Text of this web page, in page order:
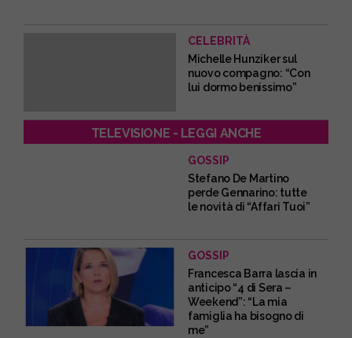
CELEBRITÀ
Michelle Hunziker sul
nuovo compagno: “Con
lui dormo benissimo”
TELEVISIONE - LEGGI ANCHE
GOSSIP
Stefano De Martino
perde Gennarino: tutte
le novità di “Affari Tuoi”
GOSSIP
Francesca Barra lascia in
anticipo “4 di Sera –
Weekend”: “La mia
famiglia ha bisogno di
me”